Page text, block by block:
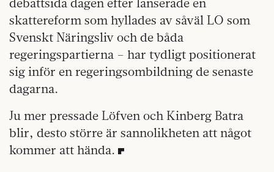
skattereform som hyllades av såväl LO som
Svenskt Näringsliv och de båda
regeringspartierna – har tydligt positionerat
sig inför en regeringsombildning de senaste
dagarna.
Ju mer pressade Löfven och Kinberg Batra
blir, desto större är sannolikheten att något
kommer att hända.